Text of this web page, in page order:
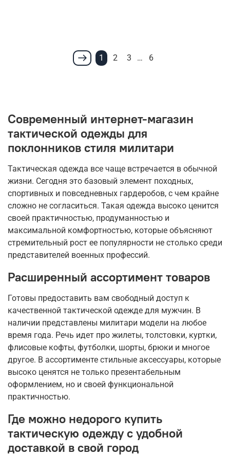
1 2 3 … 6
Современный интернет-магазин
тактической одежды для
поклонников стиля милитари
Тактическая одежда все чаще встречается в обычной
жизни. Сегодня это базовый элемент походных,
спортивных и повседневных гардеробов, с чем крайне
сложно не согласиться. Такая одежда высоко ценится
своей практичностью, продуманностью и
максимальной комфортностью, которые объясняют
стремительный рост ее популярности не столько среди
представителей военных профессий.
Расширенный ассортимент товаров
Готовы предоставить вам свободный доступ к
качественной тактической одежде для мужчин. В
наличии представлены милитари модели на любое
время года. Речь идет про жилеты, толстовки, куртки,
флисовые кофты, футболки, шорты, брюки и многое
другое. В ассортименте стильные аксессуары, которые
высоко ценятся не только презентабельным
оформлением, но и своей функциональной
практичностью.
Где можно недорого купить
тактическую одежду с удобной
доставкой в свой город